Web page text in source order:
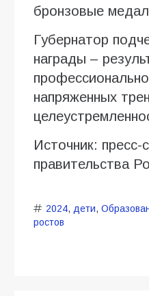
бронзовые
Губернатор
награды –
напряженных
Источник: пресс-
правительства
2024, дети,
ростов